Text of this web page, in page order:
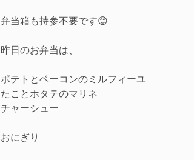
弁当箱も持参不要です😊
昨日のお弁当は、
ポテトとベーコンのミルフィーユ
たことホタテのマリネ
チャーシュー
おにぎり